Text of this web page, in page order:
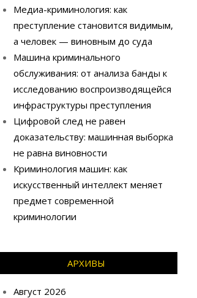
Медиа-криминология: как
преступление становится видимым,
а человек — виновным до суда
Машина криминального
обслуживания: от анализа банды к
исследованию воспроизводящейся
инфраструктуры преступления
Цифровой след не равен
доказательству: машинная выборка
не равна виновности
Криминология машин: как
искусственный интеллект меняет
предмет современной
криминологии
АРХИВЫ
Август 2026